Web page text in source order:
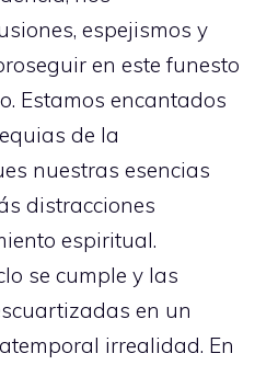
espejismos y
en este funesto
Estamos encantados
de la
nuestras esencias
distracciones
espiritual.
se cumple y las
en un
irrealidad. En